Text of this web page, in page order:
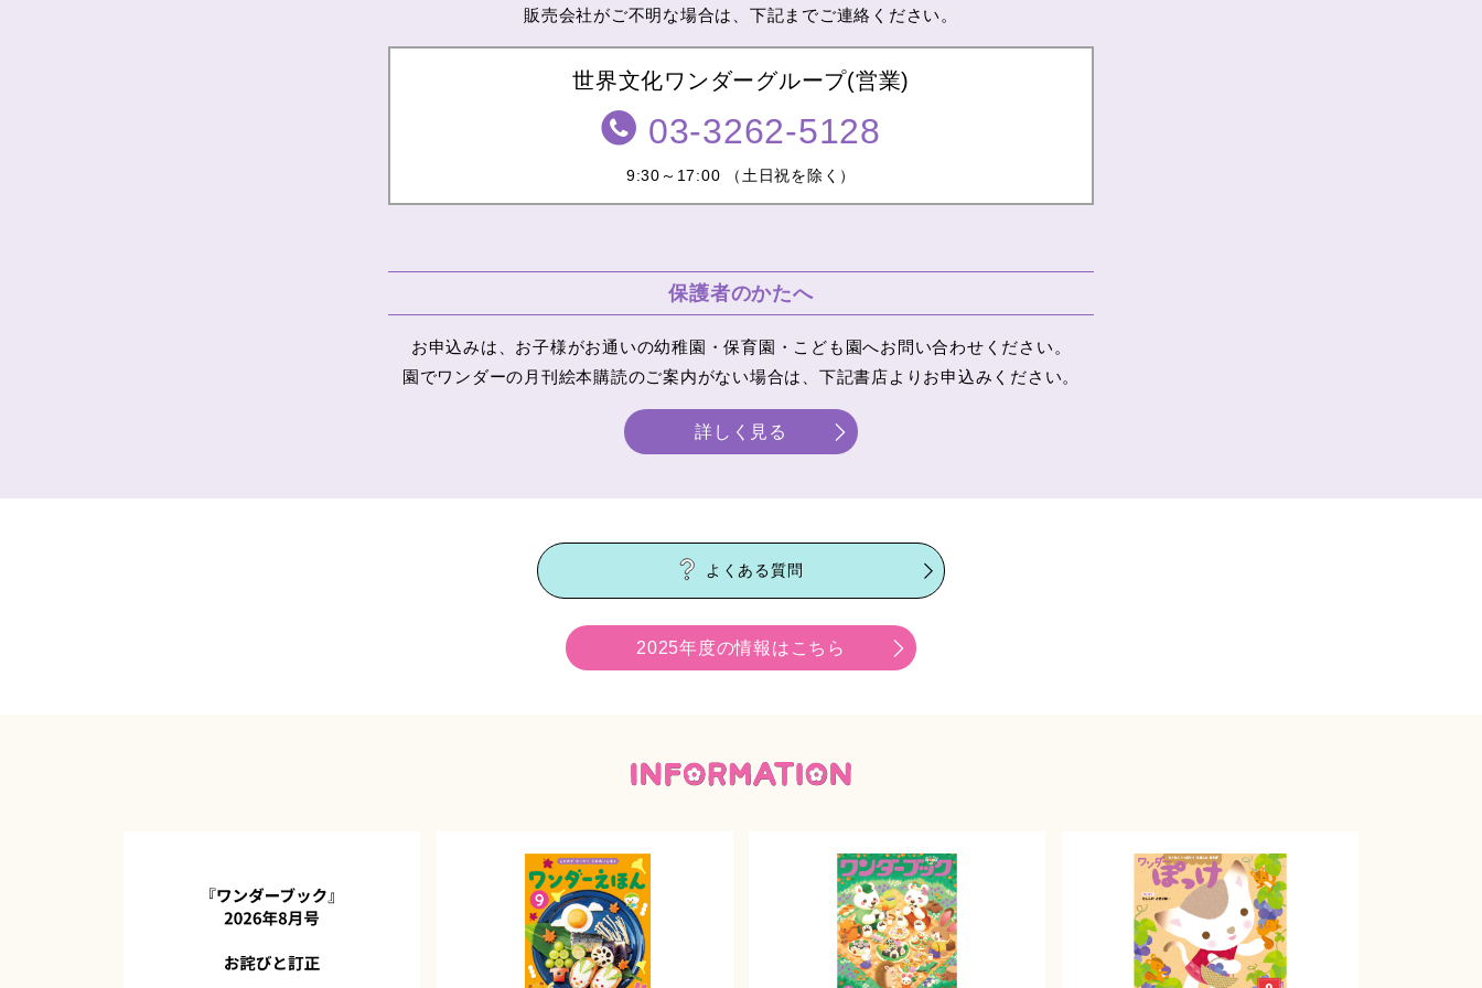
販売会社がご不明な場合は、下記までご連絡ください。
世界文化ワンダーグループ(営業)
03-3262-5128
9:30～17:00 （土日祝を除く）
保護者のかたへ
お申込みは、お子様がお通いの幼稚園・保育園・こども園へお問い合わせください。
園でワンダーの月刊絵本購読のご案内がない場合は、下記書店よりお申込みください。
詳しく見る
よくある質問
2025年度の情報はこちら